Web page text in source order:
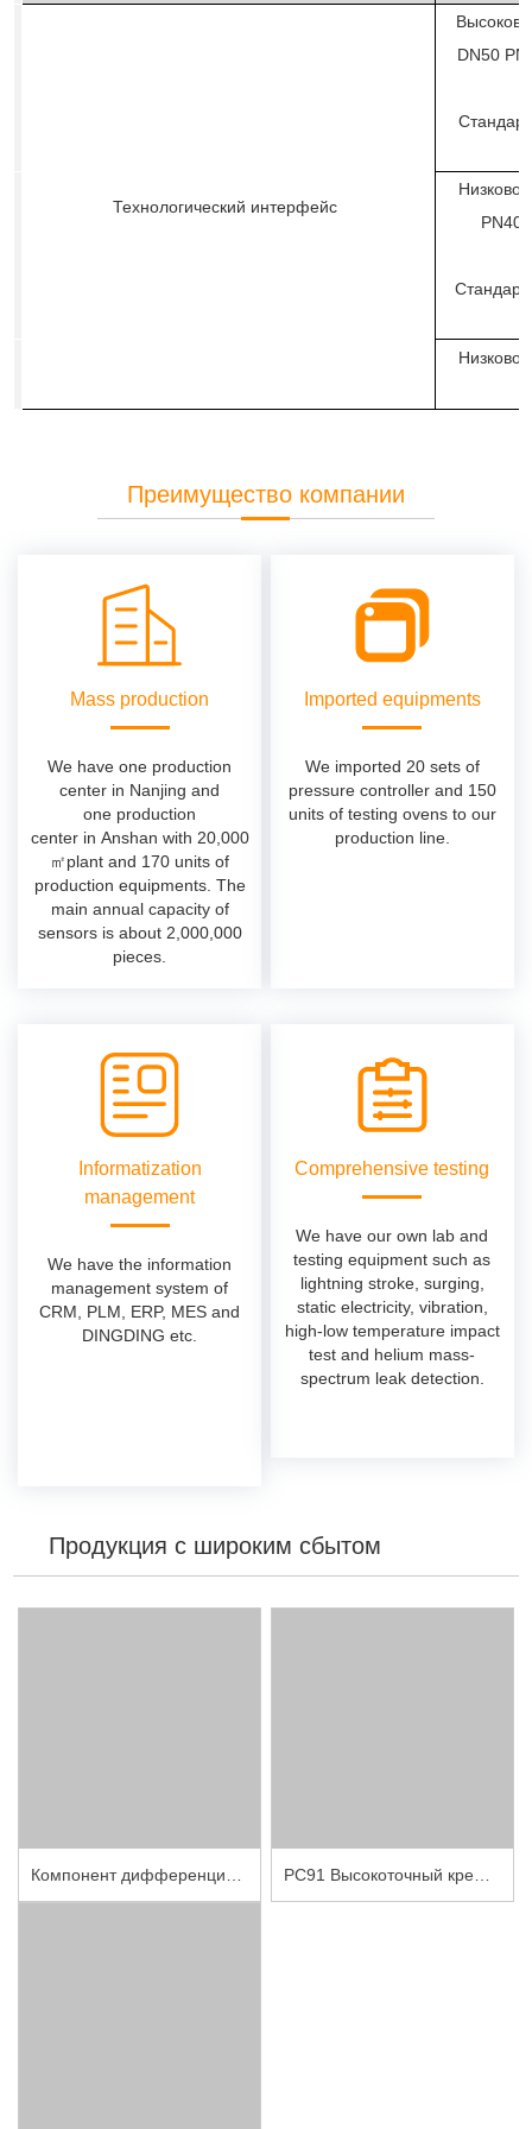
Технологический интерфейс
DN50
Преимущество компании
Mass production
We have one production
center in Nanjing and
one production
center in Anshan with 20,000
㎡plant and 170 units of
production equipments. The
main annual capacity of
sensors is about 2,000,000
pieces.
Imported equipments
We imported 20 sets of
pressure controller and 150
units of testing ovens to our
production line.
Informatization
management
We have the information
management system of
CRM, PLM, ERP, MES and
DINGDING etc.
Comprehensive testing
We have our own lab and
testing equipment such as
lightning stroke, surging,
static electricity, vibration,
high-low temperature impact
test and helium mass-
spectrum leak detection.
Продукция с широким сбытом